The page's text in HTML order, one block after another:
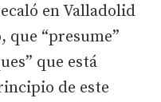
en Valladolid
que “presume”
que está
de este